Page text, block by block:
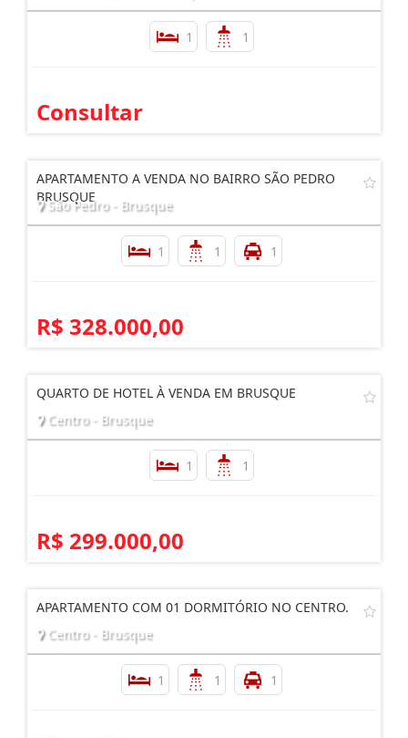
1 1
Consultar
APARTAMENTO A VENDA NO BAIRRO SÃO PEDRO
BRUSQUE
São Pedro - Brusque
1 1 1
R$ 328.000,00
QUARTO DE HOTEL À VENDA EM BRUSQUE
Centro - Brusque
1 1
R$ 299.000,00
APARTAMENTO COM 01 DORMITÓRIO NO CENTRO.
Centro - Brusque
1 1 1